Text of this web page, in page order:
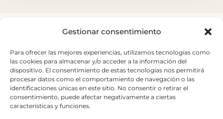
Gestionar consentimiento
Para ofrecer las mejores experiencias, utilizamos tecnologías como
las cookies para almacenar y/o acceder a la información del
dispositivo. El consentimiento de estas tecnologías nos permitirá
procesar datos como el comportamiento de navegación o las
identificaciones únicas en este sitio. No consentir o retirar el
consentimiento, puede afectar negativamente a ciertas
características y funciones.
Carretera del Palau nº 6
Sant Andreu de la Barca.
+34 93 653 20 15
elpalauvell@elpalauvell.com